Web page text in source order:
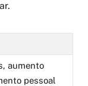
aumento
pessoal